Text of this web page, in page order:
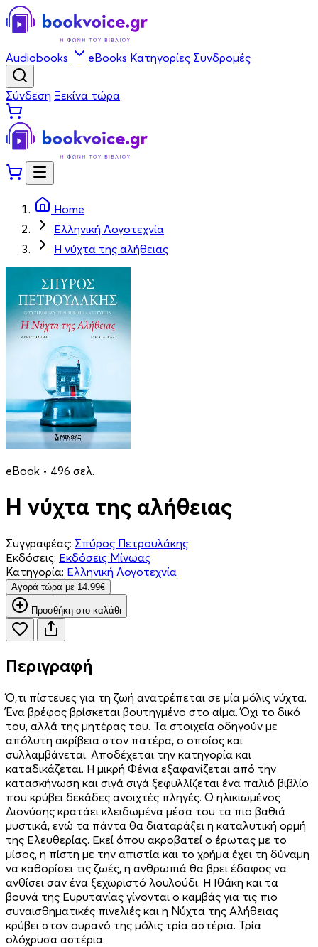
Audiobooks eBooks Κατηγορίες Συνδρομές
Σύνδεση Ξεκίνα τώρα
Home
Ελληνική Λογοτεχνία
Η νύχτα της αλήθειας
eBook • 496 σελ.
Η νύχτα της αλήθειας
Συγγραφέας: Σπύρος Πετρουλάκης
Εκδόσεις: Εκδόσεις Μίνωας
Κατηγορία: Ελληνική Λογοτεχνία
Aγορά τώρα με 14.99€
Προσθήκη στο καλάθι
Περιγραφή
Ό,τι πίστευες για τη ζωή ανατρέπεται σε μία μόλις νύχτα.
Ένα βρέφος βρίσκεται βουτηγμένο στο αίμα. Όχι το δικό
του, αλλά της μητέρας του. Τα στοιχεία οδηγούν με
απόλυτη ακρίβεια στον πατέρα, ο οποίος και
συλλαμβάνεται. Αποδέχεται την κατηγορία και
καταδικάζεται. Η μικρή Φένια εξαφανίζεται από την
κατασκήνωση και σιγά σιγά ξεφυλλίζεται ένα παλιό βιβλίο
που κρύβει δεκάδες ανοιχτές πληγές. Ο ηλικιωμένος
Διονύσης κρατάει κλειδωμένα μέσα του τα πιο βαθιά
μυστικά, ενώ τα πάντα θα διαταράξει η καταλυτική ορμή
της Ελευθερίας. Εκεί όπου ακροβατεί ο έρωτας με το
μίσος, η πίστη με την απιστία και το χρήμα έχει τη δύναμη
να καθορίσει τις ζωές, η ανθρωπιά θα βρει έδαφος να
ανθίσει σαν ένα ξεχωριστό λουλούδι. Η Ιθάκη και τα
βουνά της Ευρυτανίας γίνονται ο καμβάς για τις πιο
συναισθηματικές πινελιές και η Νύχτα της Αλήθειας
κρύβει στον ουρανό της μόλις τρία αστέρια. Τρία
ολόχρυσα αστέρια.